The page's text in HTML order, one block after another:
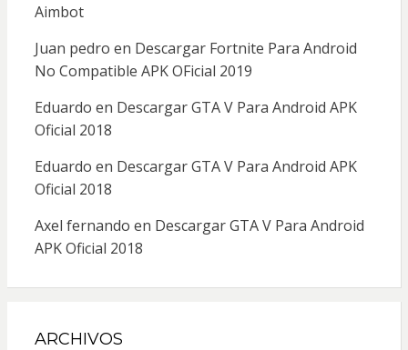
Aimbot
Juan pedro en Descargar Fortnite Para Android
No Compatible APK OFicial 2019
Eduardo en Descargar GTA V Para Android APK
Oficial 2018
Eduardo en Descargar GTA V Para Android APK
Oficial 2018
Axel fernando en Descargar GTA V Para Android
APK Oficial 2018
ARCHIVOS